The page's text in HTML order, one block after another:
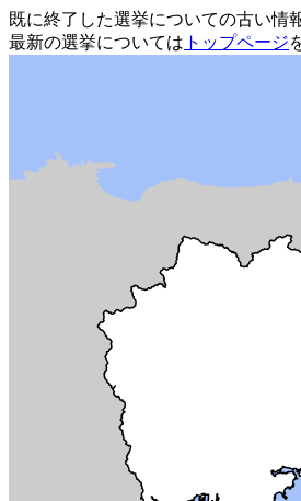
既に終了した選挙についての古い情
最新の選挙については トップページ